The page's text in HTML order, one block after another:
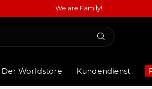
We are Family!
Der Worldstore Kundendienst